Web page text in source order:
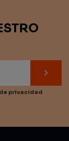
privacidad